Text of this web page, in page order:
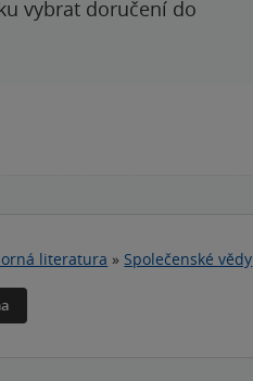
vybrat doručení do
literatura » Společenské vědy